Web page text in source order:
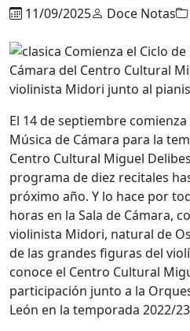
11/09/2025 Doce Notas
El 14 de septiembre comienza
Música de Cámara para la
Centro Cultural Miguel
programa de diez recitales
próximo año. Y lo hace por
horas en la Sala de Cámara,
violinista Midori, natural de
de las grandes figuras del
conoce el Centro Cultural
participación junto a la
León en la temporada 2022/